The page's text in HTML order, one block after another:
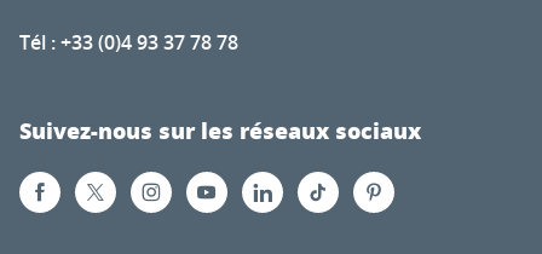
Tél : +33 (0)4 93 37 78 78
Suivez-nous sur les réseaux sociaux